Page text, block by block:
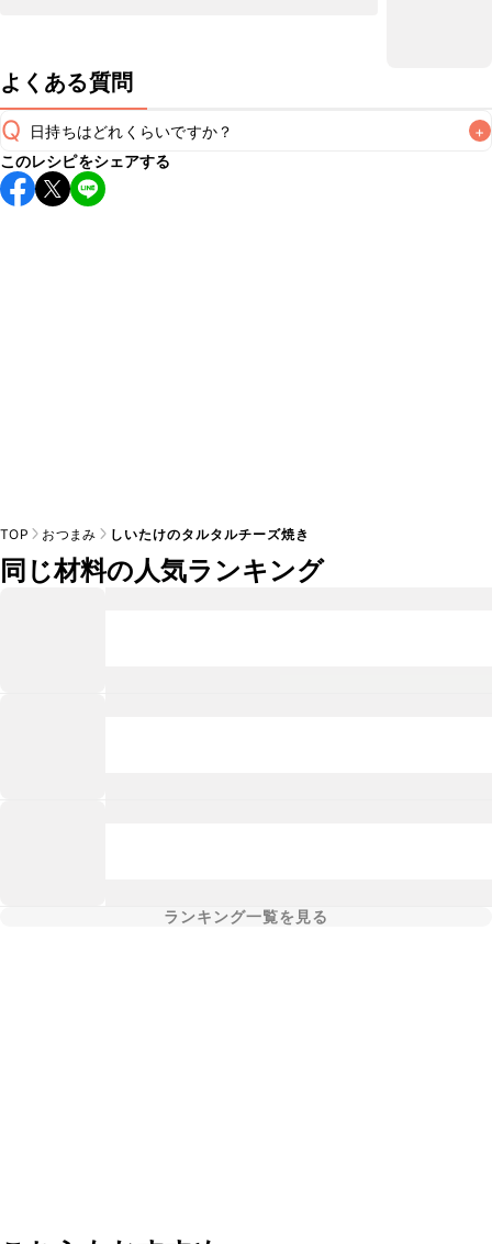
よくある質問
Q 日持ちはどれくらいですか？ +
保存期間は冷蔵で翌日中が目安です。なるべくお早めにお召
し上がりください。
このレシピをシェアする
TOP おつまみ しいたけのタルタルチーズ焼き
同じ材料の人気ランキング
ランキング一覧を見る